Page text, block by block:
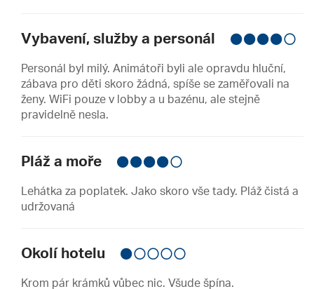
Vybavení, služby a personál
Personál byl milý. Animátoři byli ale opravdu hluční,
zábava pro děti skoro žádná, spíše se zaměřovali na
ženy. WiFi pouze v lobby a u bazénu, ale stejně
pravidelně nesla.
Pláž a moře
Lehátka za poplatek. Jako skoro vše tady. Pláž čistá a
udržovaná
Okolí hotelu
Krom pár krámků vůbec nic. Všude špína.